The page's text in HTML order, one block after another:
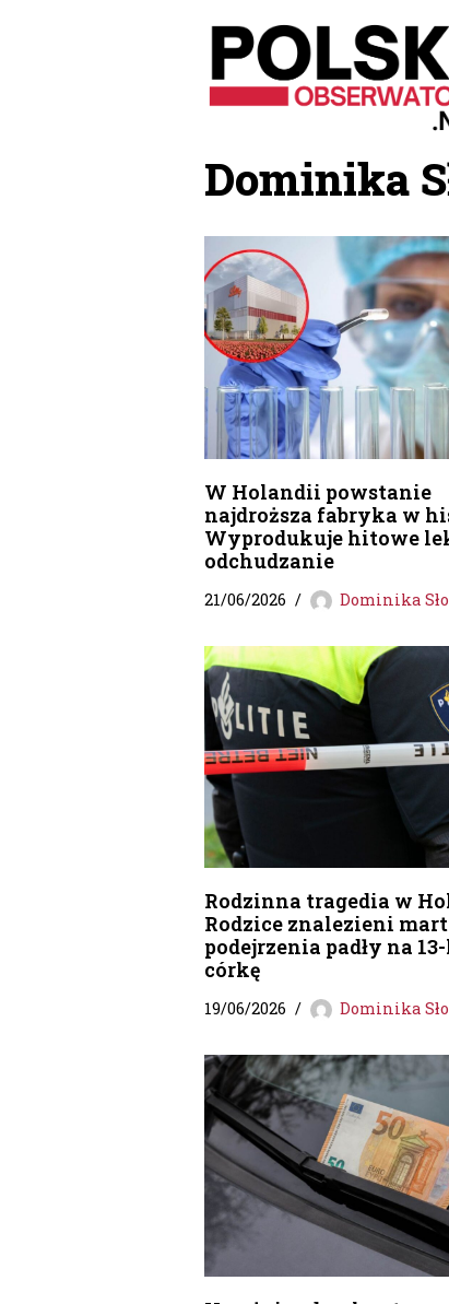
Przejdź
do
Dominika
W Holandii powstanie
najdroższa fabryka w
Wyprodukuje hitowe
odchudzanie
21/06/2026 Dominika
Rodzinna tragedia w
Rodzice znalezieni
podejrzenia padły na
córkę
19/06/2026 Dominika